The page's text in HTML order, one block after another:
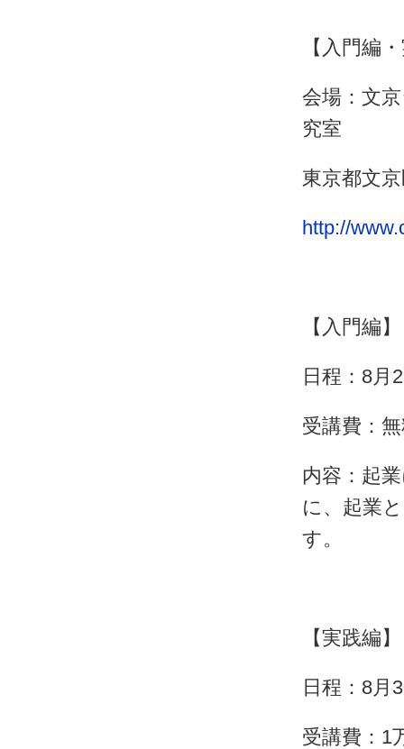
【入門編
会場：文
究室
東京都文
http://
【入門編】
日程：8月
受講費：
内容：起
に、起業
す。
【実践編】
日程：8
受講費：1